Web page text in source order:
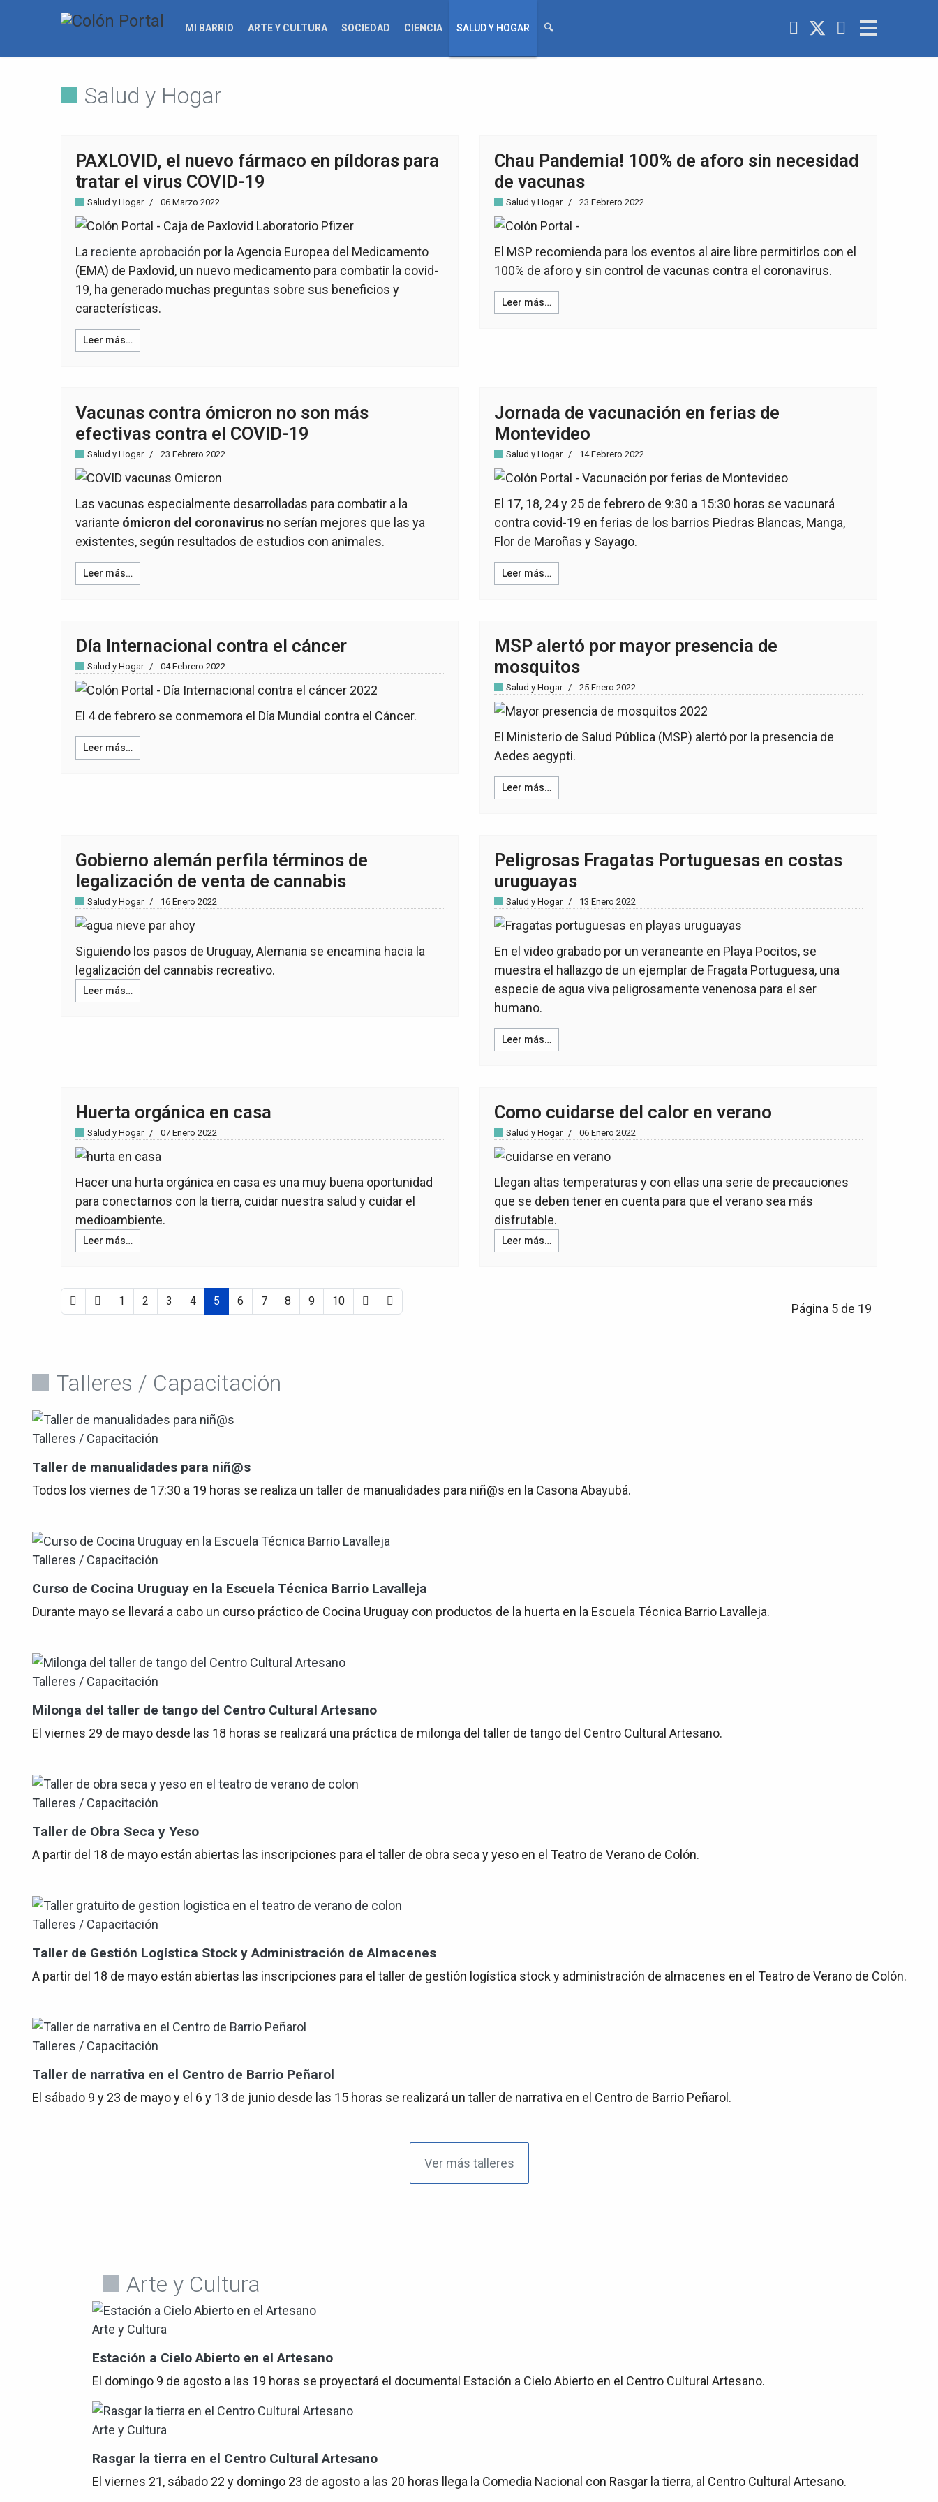
MI BARRIO ARTE Y CULTURA SOCIEDAD CIENCIA SALUD Y HOGAR 🔍
Salud y Hogar
PAXLOVID, el nuevo fármaco en píldoras para
tratar el virus COVID-19
Salud y Hogar 06 Marzo 2022
La reciente aprobación por la Agencia Europea del Medicamento
(EMA) de Paxlovid, un nuevo medicamento para combatir la covid-
19, ha generado muchas preguntas sobre sus beneficios y
características.
Leer más…
Chau Pandemia! 100% de aforo sin necesidad
de vacunas
Salud y Hogar 23 Febrero 2022
El MSP recomienda para los eventos al aire libre permitirlos con el
100% de aforo y sin control de vacunas contra el coronavirus.
Leer más…
Vacunas contra ómicron no son más
efectivas contra el COVID-19
Salud y Hogar 23 Febrero 2022
Las vacunas especialmente desarrolladas para combatir a la
variante ómicron del coronavirus no serían mejores que las ya
existentes, según resultados de estudios con animales.
Leer más…
Jornada de vacunación en ferias de
Montevideo
Salud y Hogar 14 Febrero 2022
El 17, 18, 24 y 25 de febrero de 9:30 a 15:30 horas se vacunará
contra covid-19 en ferias de los barrios Piedras Blancas, Manga,
Flor de Maroñas y Sayago.
Leer más…
Día Internacional contra el cáncer
Salud y Hogar 04 Febrero 2022
El 4 de febrero se conmemora el Día Mundial contra el Cáncer.
Leer más…
MSP alertó por mayor presencia de
mosquitos
Salud y Hogar 25 Enero 2022
El Ministerio de Salud Pública (MSP) alertó por la presencia de
Aedes aegypti.
Leer más…
Gobierno alemán perfila términos de
legalización de venta de cannabis
Salud y Hogar 16 Enero 2022
Siguiendo los pasos de Uruguay, Alemania se encamina hacia la
legalización del cannabis recreativo.
Leer más…
Peligrosas Fragatas Portuguesas en costas
uruguayas
Salud y Hogar 13 Enero 2022
En el video grabado por un veraneante en Playa Pocitos, se
muestra el hallazgo de un ejemplar de Fragata Portuguesa, una
especie de agua viva peligrosamente venenosa para el ser
humano.
Leer más…
Huerta orgánica en casa
Salud y Hogar 07 Enero 2022
Hacer una hurta orgánica en casa es una muy buena oportunidad
para conectarnos con la tierra, cuidar nuestra salud y cuidar el
medioambiente.
Leer más…
Como cuidarse del calor en verano
Salud y Hogar 06 Enero 2022
Llegan altas temperaturas y con ellas una serie de precauciones
que se deben tener en cuenta para que el verano sea más
disfrutable.
Leer más…
Página 5 de 19
1 2 3 4 5 6 7 8 9 10
Talleres / Capacitación
Talleres / Capacitación
Taller de manualidades para niñ@s
Todos los viernes de 17:30 a 19 horas se realiza un taller de manualidades para niñ@s en la Casona Abayubá.
Talleres / Capacitación
Curso de Cocina Uruguay en la Escuela Técnica Barrio Lavalleja
Durante mayo se llevará a cabo un curso práctico de Cocina Uruguay con productos de la huerta en la Escuela Técnica Barrio Lavalleja.
Talleres / Capacitación
Milonga del taller de tango del Centro Cultural Artesano
El viernes 29 de mayo desde las 18 horas se realizará una práctica de milonga del taller de tango del Centro Cultural Artesano.
Talleres / Capacitación
Taller de Obra Seca y Yeso
A partir del 18 de mayo están abiertas las inscripciones para el taller de obra seca y yeso en el Teatro de Verano de Colón.
Talleres / Capacitación
Taller de Gestión Logística Stock y Administración de Almacenes
A partir del 18 de mayo están abiertas las inscripciones para el taller de gestión logística stock y administración de almacenes en el Teatro de Verano de Colón.
Talleres / Capacitación
Taller de narrativa en el Centro de Barrio Peñarol
El sábado 9 y 23 de mayo y el 6 y 13 de junio desde las 15 horas se realizará un taller de narrativa en el Centro de Barrio Peñarol.
Ver más talleres
Arte y Cultura
Arte y Cultura
Estación a Cielo Abierto en el Artesano
El domingo 9 de agosto a las 19 horas se proyectará el documental Estación a Cielo Abierto en el Centro Cultural Artesano.
Arte y Cultura
Rasgar la tierra en el Centro Cultural Artesano
El viernes 21, sábado 22 y domingo 23 de agosto a las 20 horas llega la Comedia Nacional con Rasgar la tierra, al Centro Cultural Artesano.